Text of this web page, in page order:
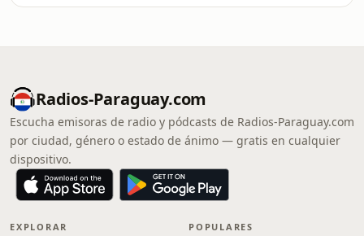
Radios-Paraguay.com
Escucha emisoras de radio y pódcasts de Radios-Paraguay.com
por ciudad, género o estado de ánimo — gratis en cualquier
dispositivo.
EXPLORAR POPULARES